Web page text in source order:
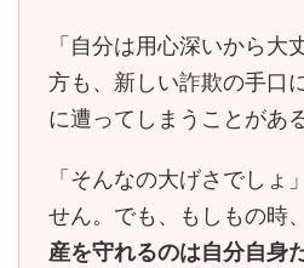
「自分は用心深いから大
方も、 新しい詐欺の手口
に遭ってしまう ことがあ
「そんなの大げさでしょ
せん。でも、もしもの時、
産を守れるのは自分自身